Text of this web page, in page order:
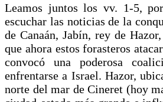
Leamos juntos los vv. 1-5,
escuchar las noticias de la
de Canaán, Jabín, rey de
que ahora estos forasteros
convocó una poderosa
enfrentarse a Israel. Hazor,
norte del mar de Cineret (hoy